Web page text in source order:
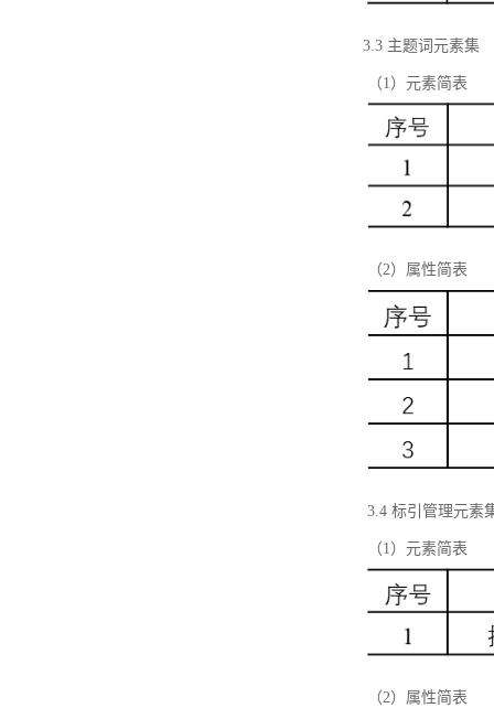
3.3 主题词元素集
（1）元素简表
（2）属性简表
3.4 标引管理元素
（1）元素简表
（2）属性简表